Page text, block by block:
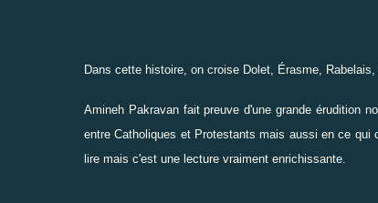
Dans cette histoire, on croise Dolet, Érasme,
Amineh Pakravan fait preuve d'une grande érudition
entre Catholiques et Protestants mais aussi en ce qui
lire mais c'est une lecture vraiment enrichissante.